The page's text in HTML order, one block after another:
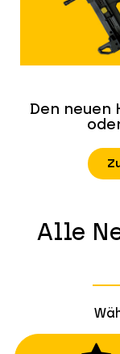
Den
Alle